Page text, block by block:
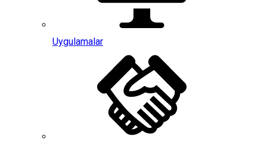
Uygulamalar